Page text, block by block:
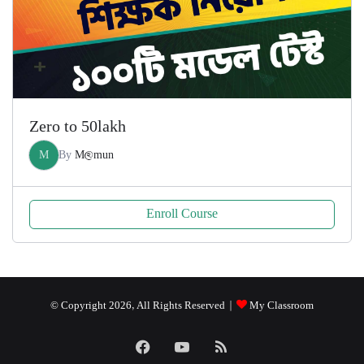
Zero to 50lakh
M By M@mun
Enroll Course
© Copyright 2026, All Rights Reserved | My Classroom
FacebookYouTubeRSS